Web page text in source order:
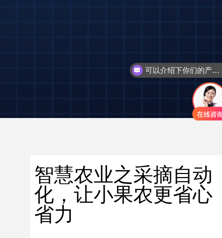
智慧农业之采摘自动
化，让小果农更省心
省力
可以介绍下你们的产品么